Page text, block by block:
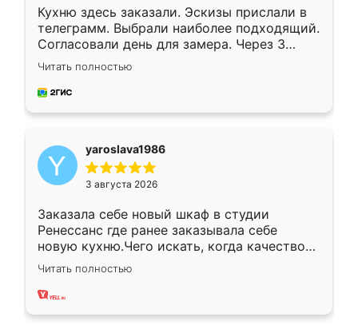
Кухню здесь заказали. Эскизы прислали в
телеграмм. Выбрали наиболее подходящий.
Согласовали день для замера. Через 3
недели кухня была уже готова. Остались
довольны работой. Спасибо Ренессанс
мебель за качественную работу!
Читать полностью
yaroslava1986
3 августа 2026
Заказала себе новый шкаф в студии
Ренессанс где ранее заказывала себе
новую кухню.Чего искать, когда качеством
вполне довольна. Служит кухня уже почти
два года, нареканий нет.
Читать полностью